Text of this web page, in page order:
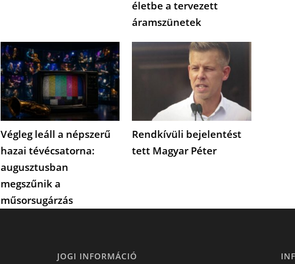
életbe a tervezett
áramszünetek
Végleg leáll a népszerű
hazai tévécsatorna:
augusztusban
megszűnik a
műsorsugárzás
Rendkívüli bejelentést
tett Magyar Péter
JOGI INFORMÁCIÓ